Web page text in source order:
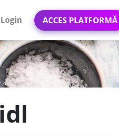
Login ACCES PLATFORMĂ